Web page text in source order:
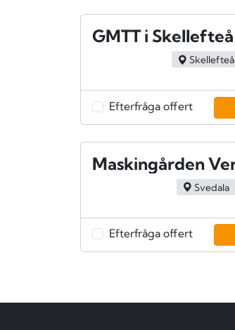
Skellefteå
Efterfråga offert
Svedala
Efterfråga offert